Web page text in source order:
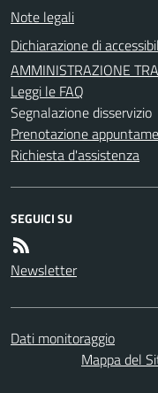
Note legali
Dichiarazione di
AMMINISTRAZIONE
Leggi le FAQ
Segnalazione disservizio
Prenotazione
Richiesta d'assistenza
SEGUICI SU
Newsletter
Dati monitoraggio
Mappa del